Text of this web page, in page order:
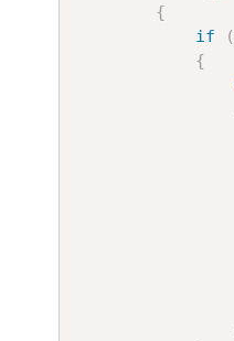
{
if
(
{